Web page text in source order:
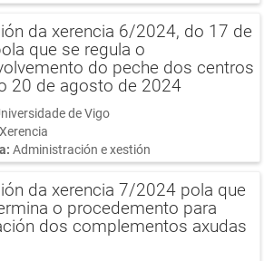
da xerencia 6/2024, do 17 de
que se regula o
do peche dos centros
20 de agosto de 2024
de Vigo
Xerencia
Administración e xestión
da xerencia 7/2024 pola que
o procedemento para
dos complementos axudas